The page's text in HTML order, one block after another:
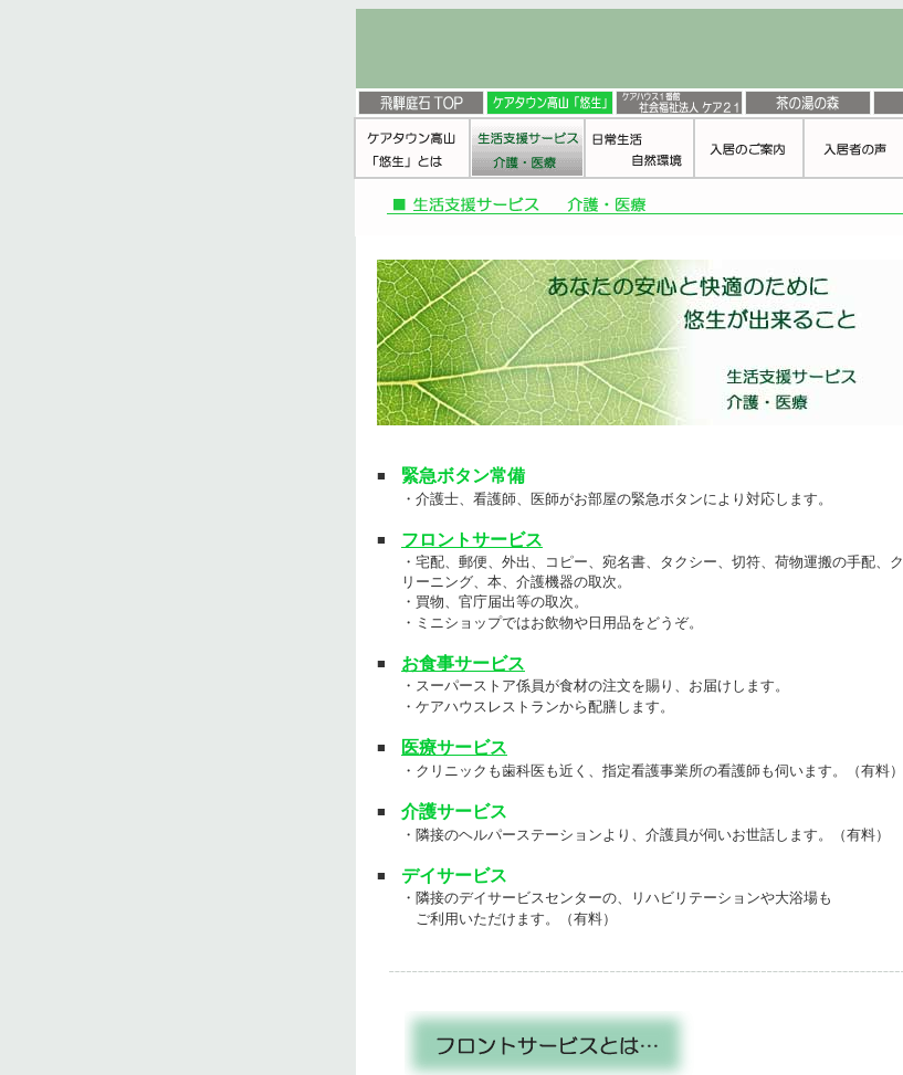
■ 緊急ボタン常備
・介護士、看護師、医師がお部屋の緊急ボタンによ り対応します。
■ フロントサービス
・宅配、郵便、外出、コピー、宛名書、タクシー、 切符、荷物運搬の手配、ク
リーニング、本、介護機器の取次。
・買物、官庁届出等の取次。
・ミニショップではお飲物や日用品をどうぞ。
■ お食事サービス
・スーパーストア係員が食材の注文を賜り、お届けします。
・ケアハウスレストランから配膳します。
■ 医療サービス
・クリニックも歯科医も近く、指定看護事業所の看護師も伺います。（有料）
■ 介護サービス
・隣接のヘルパーステーションより、介護員が伺いお世話します。（有料）
■ デイサービス
・隣接のデイサービスセンターの、リハビリテーションや大浴場も
ご利用いただけます。（有料）